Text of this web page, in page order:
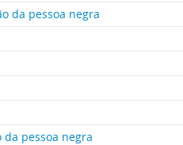
da pessoa negra
pessoa negra